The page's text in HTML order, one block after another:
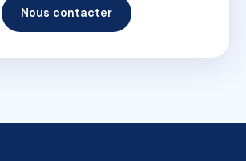
Nous contacter